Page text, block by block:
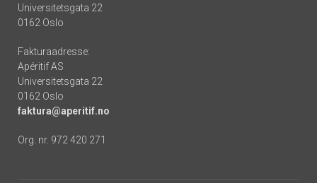
Universitetsgata 22
0162 Oslo
Fakturaadresse:
Apéritif AS
Universitetsgata 22
0162 Oslo
faktura@aperitif.no
Org. nr. 972 420 271